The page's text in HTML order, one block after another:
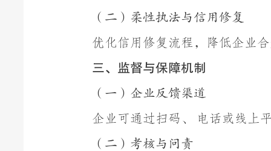
（二）柔性执法与信用修复
优化信用修复流程，降低企业
三、监督与保障机制
（一）企业反馈渠道
企业可通过扫码、 电话或线上
（二）考核与问责